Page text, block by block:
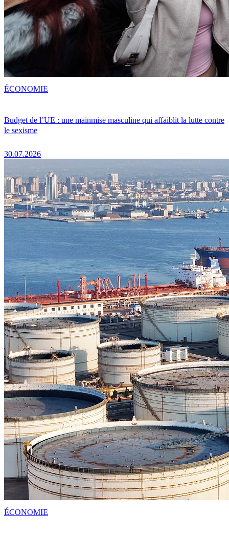
Budget de l’UE : une mainmise masculine qui affaiblit la lutte contre
le sexisme
30.07.2026
ÉCONOMIE
ÉCONOMIE